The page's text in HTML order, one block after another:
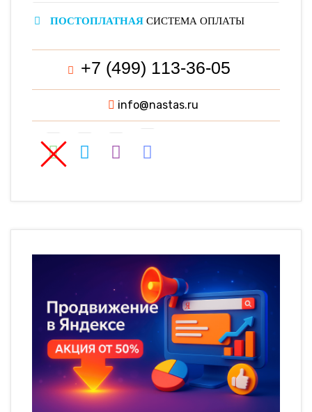
ПОСТОПЛАТНАЯ СИСТЕМА ОПЛАТЫ
+7 (499) 113-36-05
info@nastas.ru